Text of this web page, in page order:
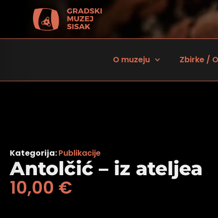
O muzeju Zbirke /
Kategorija:Publikacije
Antolčić – iz ateljea
10,00 €
za osobe sa oštećenjem vida